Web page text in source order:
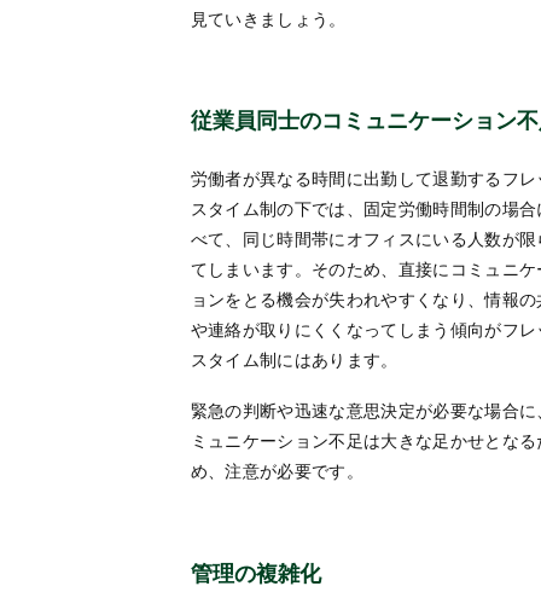
見ていきましょう。
従業員同士のコミュニケーション
労働者が異なる時間に出勤して退勤するフレ
スタイム制の下では、固定労働時間制の場合
べて、同じ時間帯にオフィスにいる人数が限
てしまいます。そのため、直接にコミュニケ
ョンをとる機会が失われやすくなり、情報の
や連絡が取りにくくなってしまう傾向がフレ
スタイム制にはあります。
緊急の判断や迅速な意思決定が必要な場合に
ミュニケーション不足は大きな足かせとなる
め、注意が必要です。
管理の複雑化